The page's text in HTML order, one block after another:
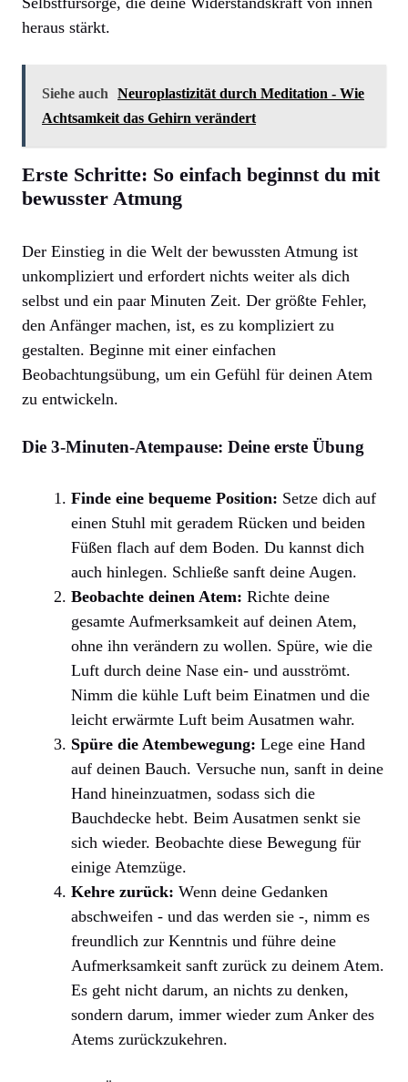
heraus stärkt.
Siehe auch
Neuroplastizität durch Meditation - Wie
Achtsamkeit das Gehirn verändert
Erste Schritte: So einfach beginnst du mit
bewusster Atmung
Der Einstieg in die Welt der bewussten Atmung ist
unkompliziert und erfordert nichts weiter als dich
selbst und ein paar Minuten Zeit. Der größte Fehler,
den Anfänger machen, ist, es zu kompliziert zu
gestalten. Beginne mit einer einfachen
Beobachtungsübung, um ein Gefühl für deinen Atem
zu entwickeln.
Die 3-Minuten-Atempause: Deine erste Übung
Finde eine bequeme Position: Setze dich auf
einen Stuhl mit geradem Rücken und beiden
Füßen flach auf dem Boden. Du kannst dich
auch hinlegen. Schließe sanft deine Augen.
Beobachte deinen Atem: Richte deine
gesamte Aufmerksamkeit auf deinen Atem,
ohne ihn verändern zu wollen. Spüre, wie die
Luft durch deine Nase ein- und ausströmt.
Nimm die kühle Luft beim Einatmen und die
leicht erwärmte Luft beim Ausatmen wahr.
Spüre die Atembewegung: Lege eine Hand
auf deinen Bauch. Versuche nun, sanft in deine
Hand hineinzuatmen, sodass sich die
Bauchdecke hebt. Beim Ausatmen senkt sie
sich wieder. Beobachte diese Bewegung für
einige Atemzüge.
Kehre zurück: Wenn deine Gedanken
abschweifen - und das werden sie -, nimm es
freundlich zur Kenntnis und führe deine
Aufmerksamkeit sanft zurück zu deinem Atem.
Es geht nicht darum, an nichts zu denken,
sondern darum, immer wieder zum Anker des
Atems zurückzukehren.